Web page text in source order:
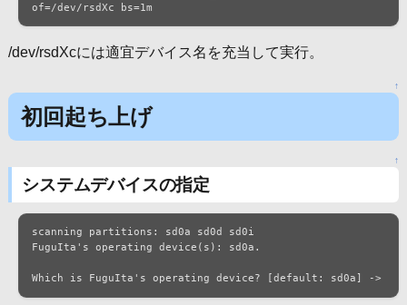
of=/dev/rsdXc bs=1m
/dev/rsdXcには適宜デバイス名を充当して実行。
↑
初回起ち上げ
↑
システムデバイスの指定
scanning partitions: sd0a sd0d sd0i
FuguIta's operating device(s): sd0a.
Which is FuguIta's operating device? [default: sd0a] ->